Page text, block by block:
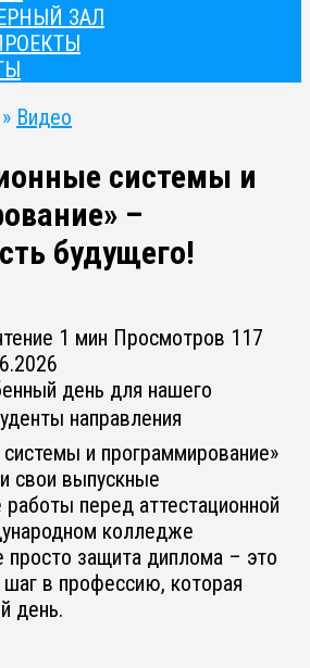
ЗАЛ
» Видео
системы и
–
будущего!
1 мин Просмотров 117
день для нашего
направления
и программирование»
свои выпускные
перед аттестационной
колледже
просто защита диплома – это
в профессию, которая
день.